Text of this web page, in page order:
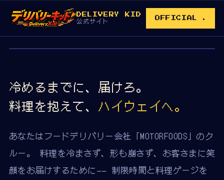
DELIVERY KID
公式サイト OFFICIAL ▸
冷めるまでに、届けろ。
料理を抱えて、 ハイウェイへ。
あなたはフードデリバリー会社「MOTORFOODS」のク
ルー。 料理を冷まさず、形も崩さず、お客さまに笑
顔をお届けするために—— 制限時間と料理ゲージを